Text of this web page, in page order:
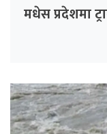
मधेस प्रदेशमा